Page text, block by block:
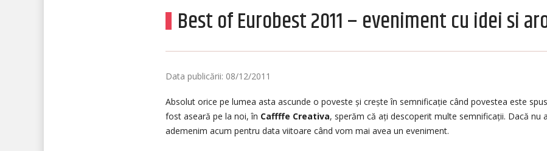
Best of Eurobest 2011 – eveniment cu idei si
Data publicării: 08/12/2011
Absolut orice pe lumea asta ascunde o poveste și crește în semnificație când povestea este
fost aseară pe la noi, în Caffffe Creativa, sperăm că ați descoperit multe semnificații. Dacă nu
ademenim acum pentru data viitoare când vom mai avea un eveniment.